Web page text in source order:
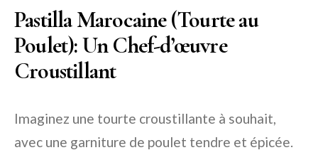
Pastilla Marocaine (Tourte au
Poulet): Un Chef-d’œuvre
Croustillant
Imaginez une tourte croustillante à souhait,
avec une garniture de poulet tendre et épicée.